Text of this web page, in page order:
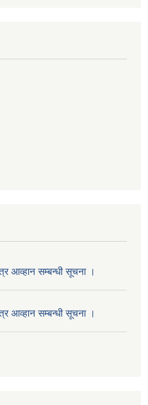
आव्हान सम्बन्धी सूचना ।
आव्हान सम्बन्धी सूचना ।